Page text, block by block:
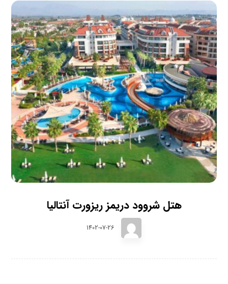
هتل شروود دریمز ریزورت آنتالیا
1402-07-26